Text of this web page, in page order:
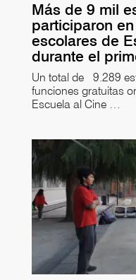
Más de 9 mil
participaron
escolares de
durante el
Un total de 9.289
funciones gratuitas
Escuela al Cine …